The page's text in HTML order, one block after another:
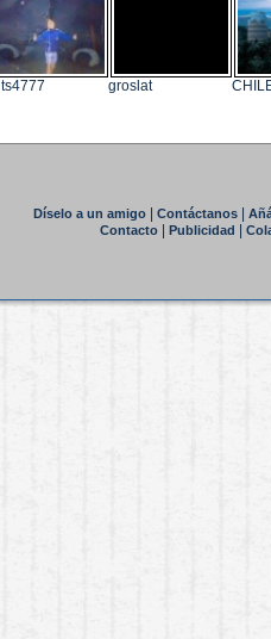
groslat
Díselo a un amigo| Contáctanos|
Contacto| Publicidad